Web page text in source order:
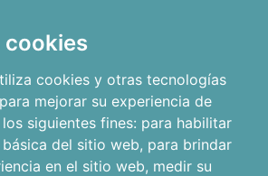
cookies
cookies y otras tecnologías
mejorar su experiencia de
siguientes fines: para habilitar
del sitio web, para brindar
en el sitio web, medir su